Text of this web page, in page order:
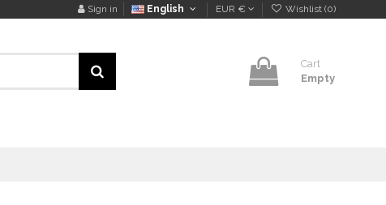
Sign in English EUR € Wishlist (0)
Cart
Empty